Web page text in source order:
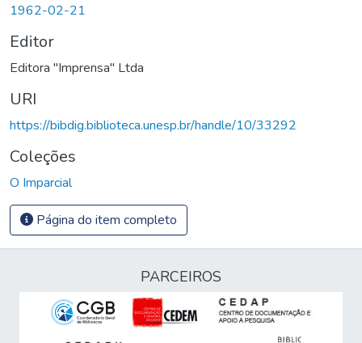
1962-02-21
Editor
Editora "Imprensa" Ltda
URI
https://bibdig.biblioteca.unesp.br/handle/10/33292
Coleções
O Imparcial
Página do item completo
PARCEIROS